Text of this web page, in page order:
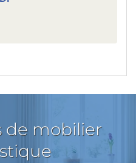
de mobilier